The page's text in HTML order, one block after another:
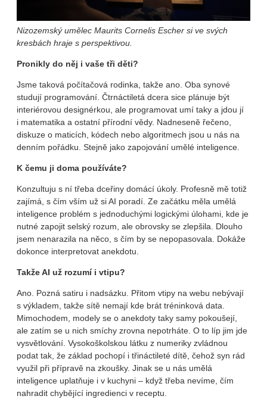
Nizozemský umělec Maurits Cornelis Escher si ve svých
kresbách hraje s perspektivou.
Pronikly do něj i vaše tři děti?
Jsme taková počítačová rodinka, takže ano. Oba synové
studují programování. Čtrnáctiletá dcera sice plánuje být
interiérovou designérkou, ale programovat umí taky a jdou jí
i matematika a ostatní přírodní vědy. Nadneseně řečeno,
diskuze o maticích, kódech nebo algoritmech jsou u nás na
denním pořádku. Stejně jako zapojování umělé inteligence.
K čemu ji doma používáte?
Konzultuju s ní třeba dceřiny domácí úkoly. Profesně mě totiž
zajímá, s čím vším už si AI poradí. Ze začátku měla umělá
inteligence problém s jednoduchými logickými úlohami, kde je
nutné zapojit selský rozum, ale obrovsky se zlepšila. Dlouho
jsem nenarazila na něco, s čím by se nepopasovala. Dokáže
dokonce interpretovat anekdotu.
Takže AI už rozumí i vtipu?
Ano. Pozná satiru i nadsázku. Přitom vtipy na webu nebývají
s výkladem, takže sítě nemají kde brát tréninková data.
Mimochodem, modely se o anekdoty taky samy pokoušejí,
ale zatím se u nich smíchy zrovna nepotrháte. O to líp jim jde
vysvětlování. Vysokoškolskou látku z numeriky zvládnou
podat tak, že základ pochopí i třináctileté dítě, čehož syn rád
využil při přípravě na zkoušky. Jinak se u nás umělá
inteligence uplatňuje i v kuchyni – když třeba nevíme, čím
nahradit chybějící ingredienci v receptu.